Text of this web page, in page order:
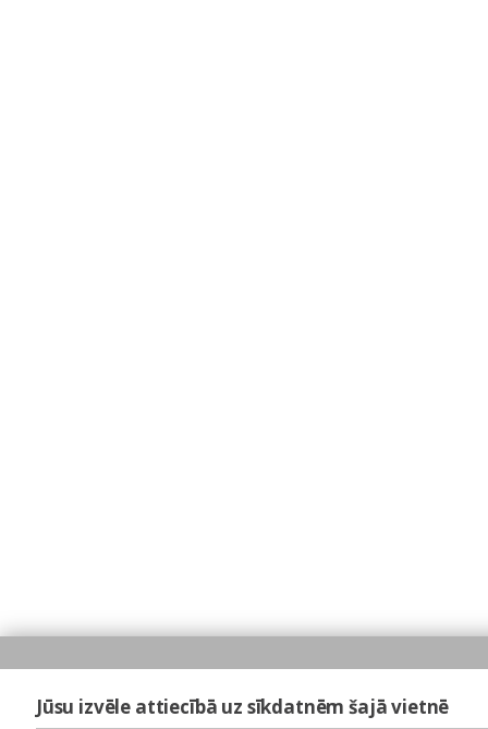
Jūsu izvēle attiecībā uz sīkdatnēm šajā vietnē